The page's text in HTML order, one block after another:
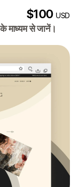
$100USD
माध्यम से जानें।